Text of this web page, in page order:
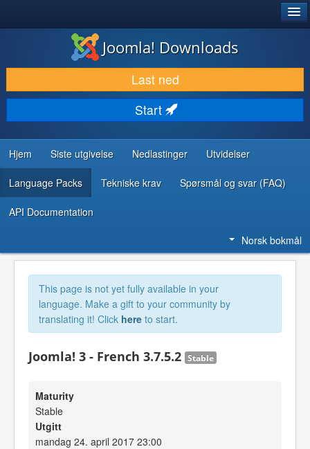
LAST NED & UTVID
OPPDAG & LÆR
SAMFUNN & BRUKERSTØTTE
UTVIKLINGSRESSURSER
Joomla! Downloads
Last ned
Start
Hjem Siste utgivelse Nedlastinger Utvidelser
Language Packs Tekniske krav Spørsmål og svar (FAQ)
API Documentation
Norsk bokmål
This page is not yet fully available in your
language. Make a gift to your community by
translating it! Click here to start.
Joomla! 3 - French 3.7.5.2 Stable
Maturity
Stable
Utgitt
mandag 24. april 2017 23:00